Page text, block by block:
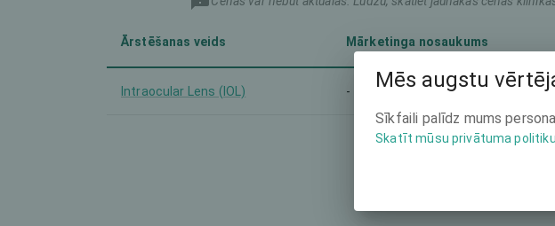
Ārstēšanas veids Mārketinga nosaukums
Intraocular Lens (IOL) - Mēs augstu
Sīkfaili palīdz mums
Skatīt mūsu privātuma politiku